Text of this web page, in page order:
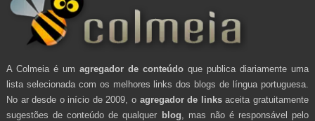
A Colmeia é um agregador de conteúdo que publica diariamente uma
lista selecionada com os melhores links dos blogs de língua portuguesa.
No ar desde o início de 2009, o agregador de linksaceita gratuitamente
sugestões de conteúdo de qualquer blog , mas não é responsável pelo